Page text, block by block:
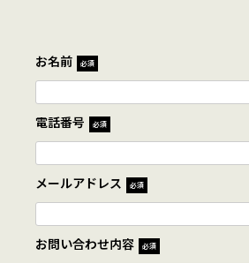
お名前 必須
電話番号 必須
メールアドレス 必須
お問い合わせ内容 必須